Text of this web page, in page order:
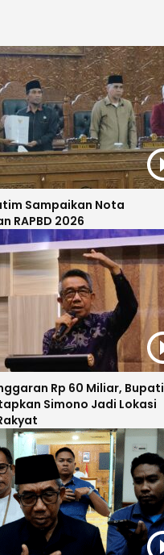
Sampaikan Nota
RAPBD 2026
Rp 60 Miliar, Bupati
Simono Jadi Lokasi